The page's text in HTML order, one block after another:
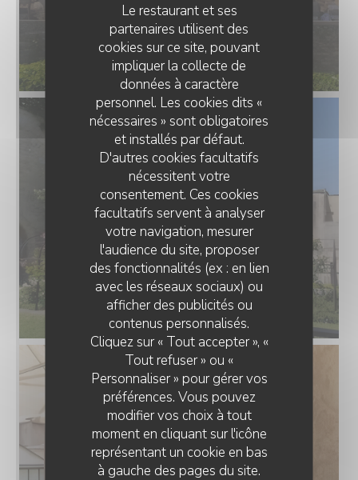
Le restaurant et ses
partenaires utilisent des
cookies sur ce site, pouvant
impliquer la collecte de
données à caractère
personnel. Les cookies dits «
nécessaires » sont obligatoires
et installés par défaut.
D'autres cookies facultatifs
nécessitent votre
consentement. Ces cookies
facultatifs servent à analyser
votre navigation, mesurer
l'audience du site, proposer
des fonctionnalités (ex : en lien
avec les réseaux sociaux) ou
afficher des publicités ou
contenus personnalisés.
Cliquez sur « Tout accepter », «
Tout refuser » ou «
Personnaliser » pour gérer vos
préférences. Vous pouvez
modifier vos choix à tout
moment en cliquant sur l'icône
représentant un cookie en bas
à gauche des pages du site.
CAFE GADAGNE